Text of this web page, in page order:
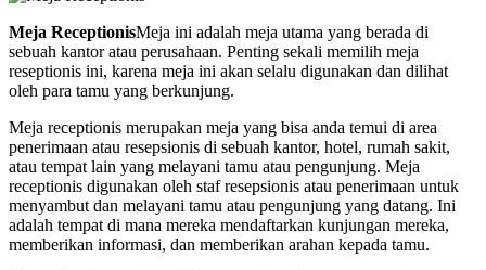
Meja ReceptionisMeja ini adalah meja utama yang berada di
sebuah kantor atau perusahaan. Penting sekali memilih meja
reseptionis ini, karena meja ini akan selalu digunakan dan dilihat
oleh para tamu yang berkunjung.
Meja receptionis merupakan meja yang bisa anda temui di area
penerimaan atau resepsionis di sebuah kantor, hotel, rumah sakit,
atau tempat lain yang melayani tamu atau pengunjung. Meja
receptionis digunakan oleh staf resepsionis atau penerimaan untuk
menyambut dan melayani tamu atau pengunjung yang datang. Ini
adalah tempat di mana mereka mendaftarkan kunjungan mereka,
memberikan informasi, dan memberikan arahan kepada tamu.